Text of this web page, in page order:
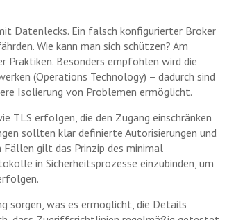
Datenlecks. Ein falsch konfigurierter Broker
Wie kann man sich schützen? Am
Praktiken. Besonders empfohlen wird die
(Operations Technology) – dadurch sind
Isolierung von Problemen ermöglicht.
erfolgen, die den Zugang einschränken
sollten klar definierte Autorisierungen und
gilt das Prinzip des minimal
in Sicherheitsprozesse einzubinden, um
sorgen, was es ermöglicht, die Details